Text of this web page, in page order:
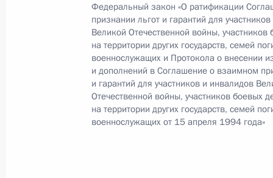
Участникам, организаторам и
патриотической акции-концерта
потомки!»
5 мая 2018 года, 10:00
Федеральный закон «О ратификации
признании льгот и гарантий для
Великой Отечественной войны, участников
на территории других государств, семей
военнослужащих и Протокола о внесении
и дополнений в Соглашение о взаимном
и гарантий для участников и инвалидов
Отечественной войны, участников боевых
на территории других государств, семей
военнослужащих от 15 апреля 1994 года»